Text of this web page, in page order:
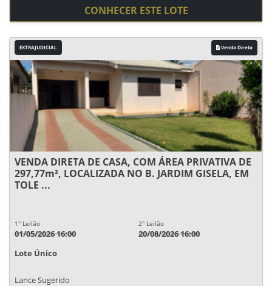
CONHECER ESTE LOTE
EXTRAJUDICIAL Venda Direta
VENDA DIRETA DE CASA, COM ÁREA PRIVATIVA DE
297,77m², LOCALIZADA NO B. JARDIM GISELA, EM
TOLE ...
1° Leilão
01/05/2026 16:00
2° Leilão
20/08/2026 16:00
Lote Único
Lance Sugerido